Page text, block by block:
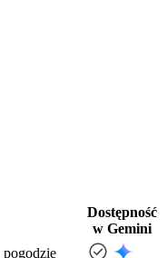
Dostępność
w Gemini